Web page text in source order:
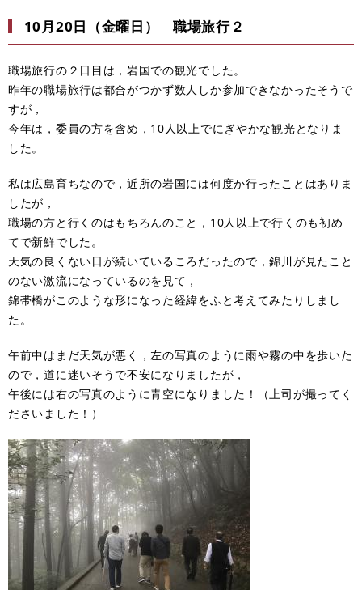
10月20日（金曜日） 職場旅行２
職場旅行の２日目は，岩国での観光でした。
昨年の職場旅行は都合がつかず数人しか参加できなかったそうで
すが，
今年は，委員の方を含め，10人以上でにぎやかな観光となりま
した。
私は広島育ちなので，近所の岩国には何度か行ったことはありま
したが，
職場の方と行くのはもちろんのこと，10人以上で行くのも初め
てで新鮮でした。
天気の良くない日が続いているころだったので，錦川が見たこと
のない激流になっているのを見て，
錦帯橋がこのような形になった経緯をふと考えてみたりしまし
た。
午前中はまだ天気が悪く，左の写真のように雨や霧の中を歩いた
ので，道に迷いそうで不安になりましたが，
午後には右の写真のように青空になりました！（上司が撮ってく
ださいました！）